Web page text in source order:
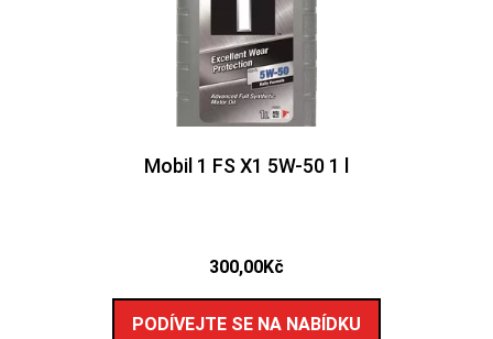
Mobil 1 FS X1 5W-50 1 l
300,00Kč
PODÍVEJTE SE NA NABÍDKU